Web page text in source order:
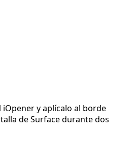
iOpener y aplícalo al borde
de Surface durante dos